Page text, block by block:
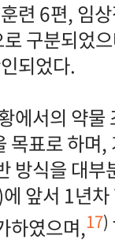
련 6편, 임
구분되었
되었다.
에서의 약
목표로 하며
방식을 대
앞서 1년
하였으며,17)